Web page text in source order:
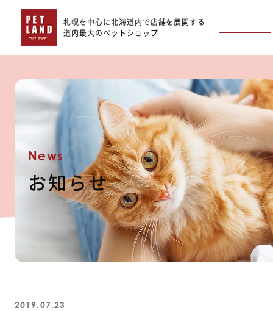
札幌を中心に北海道内で店舗を展開する
道内最大のペットショップ
News
お知らせ
2019.07.23